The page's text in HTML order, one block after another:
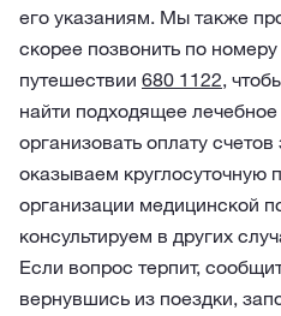
его указаниям. Мы также
скорее позвонить по
путешествии 680 1122,
найти подходящее
организовать оплату
оказываем
организации медицинской
консультируем в других
Если вопрос терпит,
вернувшись из поездки,